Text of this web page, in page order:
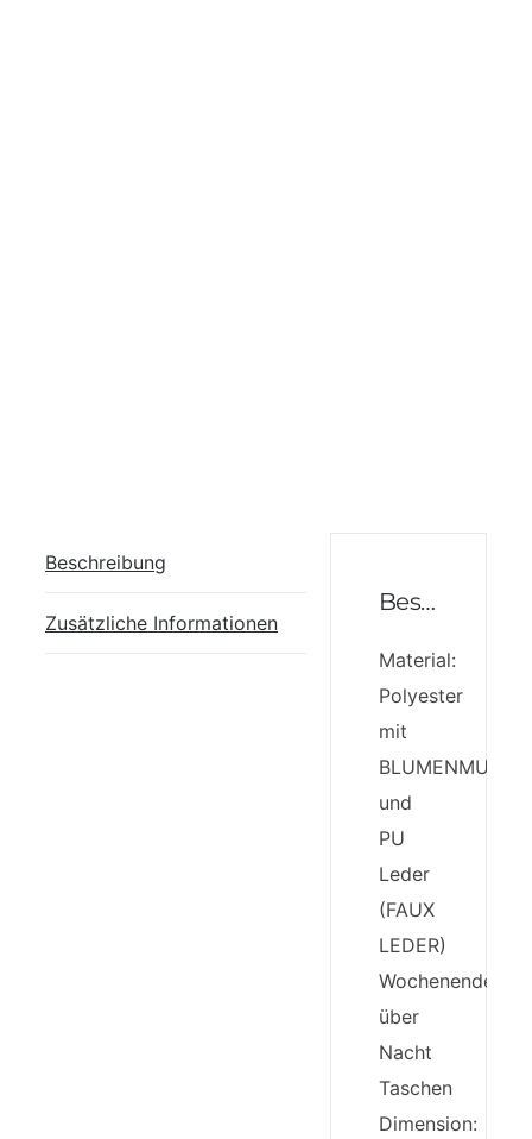
Beschreibung
Zusätzliche Informationen
Beschreibung
Material:
Polyester
mit
und
PU
Leder
(FAUX
LEDER)
Wochenende
über
Nacht
Taschen
Dimension: